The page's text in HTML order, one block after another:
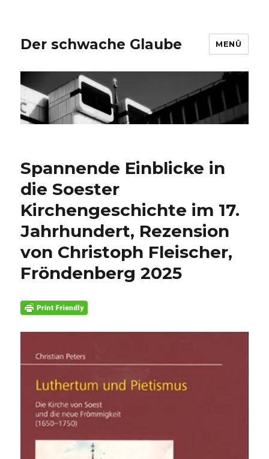
Der schwache Glaube MENÜ
Spannende Einblicke in
die Soester
Kirchengeschichte im 17.
Jahrhundert, Rezension
von Christoph Fleischer,
Fröndenberg 2025